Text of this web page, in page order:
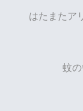
はたまたア
蚊